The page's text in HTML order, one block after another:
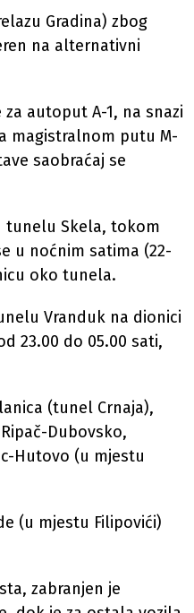
Gradina) zbog
na alternativni
autoput A-1, na snazi
magistralnom putu M-
saobraćaj se
tunelu Skela, tokom
u noćnim satima (22-
oko tunela.
Vranduk na dionici
23.00 do 05.00 sati,
(tunel Crnaja),
Dubovsko,
Hutovo (u mjestu
(u mjestu Filipovići)
zabranjen je